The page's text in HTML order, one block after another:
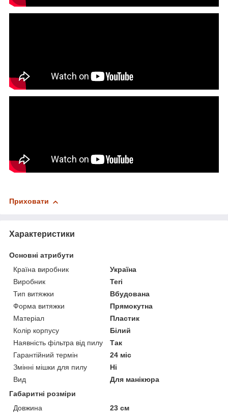
Приховати
Характеристики
Основні атрибути
Країна виробник
Україна
Виробник
Teri
Тип витяжки
Вбудована
Форма витяжки
Прямокутна
Матеріал
Пластик
Колір корпусу
Білий
Наявність фільтра від пилу
Так
Гарантійний термін
24 міс
Змінні мішки для пилу
Ні
Вид
Для манікюра
Габаритні розміри
Довжина
23 см